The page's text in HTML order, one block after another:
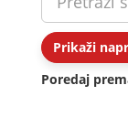
Prikaži
Poredaj